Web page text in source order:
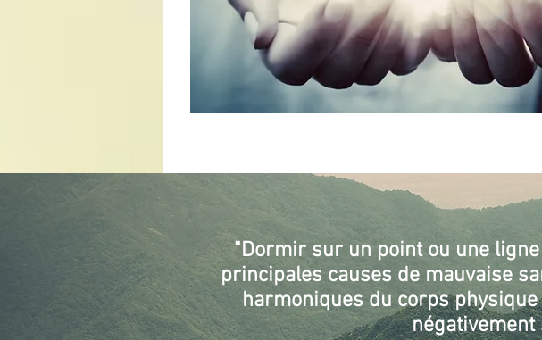
"Dormir sur un point ou une
principales causes de mauvaise
harmoniques du corps
négativement